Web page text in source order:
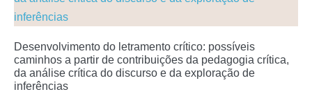
Desenvolvimento do letramento crítico: possíveis
caminhos a partir de contribuições da pedagogia crítica,
da análise crítica do discurso e da exploração de
inferências